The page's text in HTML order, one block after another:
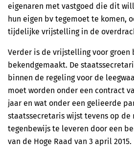
eigenaren met vastgoed die dit
hun eigen bv tegemoet te komen,
tijdelijke vrijstelling in de
Verder is de vrijstelling voor groen
bekendgemaakt. De
binnen de regeling voor de
moet worden onder een contract
jaar en wat onder een gelieerde
staatssecretaris wijst tevens op de
tegenbewijs te leveren door een
van de Hoge Raad van 3 april 2015.